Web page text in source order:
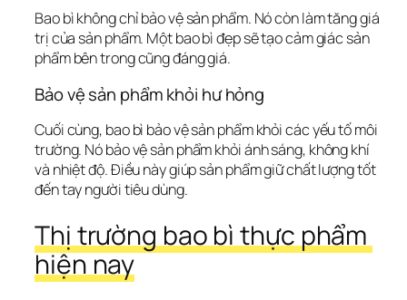
Bao bì không chỉ bảo vệ sản phẩm. Nó còn làm tăng giá
trị của sản phẩm. Một bao bì đẹp sẽ tạo cảm giác sản
phẩm bên trong cũng đáng giá.
Bảo vệ sản phẩm khỏi hư hỏng
Cuối cùng, bao bì bảo vệ sản phẩm khỏi các yếu tố môi
trường. Nó bảo vệ sản phẩm khỏi ánh sáng, không khí
và nhiệt độ. Điều này giúp sản phẩm giữ chất lượng tốt
đến tay người tiêu dùng.
Thị trường bao bì thực phẩm
hiện nay